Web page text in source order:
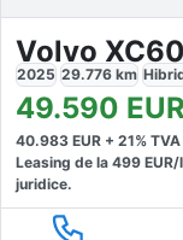
2025 29.776 km
49.590 EUR
40.983 EUR + 21%
Leasing de la 499
juridice.